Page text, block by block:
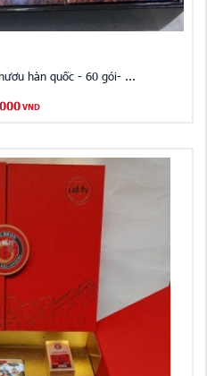
hàn quốc - 60 gói- ...
VND